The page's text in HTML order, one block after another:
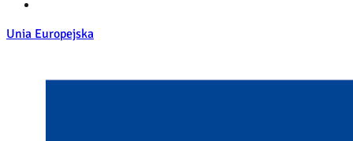
Unia Europejska